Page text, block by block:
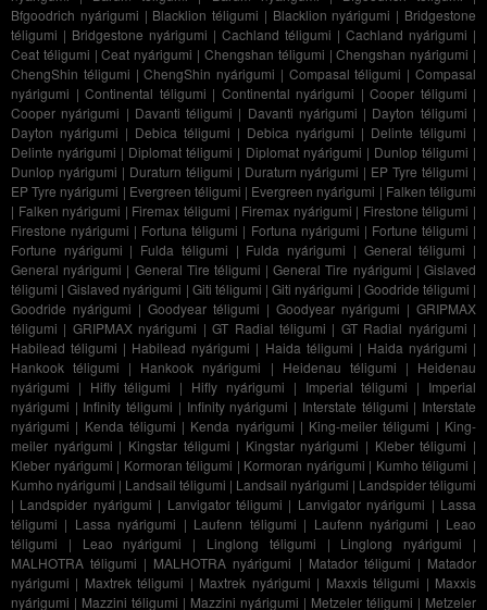
Bfgoodrich nyárigumi | Blacklion téligumi | Blacklion nyárigumi | Bridgestone
téligumi | Bridgestone nyárigumi | Cachland téligumi | Cachland nyárigumi |
Ceat téligumi |Ceat nyárigumi | Chengshan téligumi |Chengshan nyárigumi |
ChengShin téligumi |ChengShin nyárigumi | Compasal téligumi |Compasal
nyárigumi | Continental téligumi | Continental nyárigumi | Cooper téligumi |
Cooper nyárigumi | Davanti téligumi | Davanti nyárigumi | Dayton téligumi |
Dayton nyárigumi | Debica téligumi | Debica nyárigumi | Delinte téligumi |
Delinte nyárigumi | Diplomat téligumi | Diplomat nyárigumi | Dunlop téligumi |
Dunlop nyárigumi | Duraturn téligumi | Duraturn nyárigumi | EP Tyre téligumi |
EP Tyre nyárigumi | Evergreen téligumi | Evergreen nyárigumi | Falken téligumi
| Falken nyárigumi | Firemax téligumi | Firemax nyárigumi | Firestone téligumi |
Firestone nyárigumi | Fortuna téligumi | Fortuna nyárigumi | Fortune téligumi |
Fortune nyárigumi | Fulda téligumi | Fulda nyárigumi | General téligumi |
General nyárigumi | General Tire téligumi |General Tire nyárigumi |Gislaved
téligumi |Gislaved nyárigumi | Giti téligumi |Giti nyárigumi | Goodride téligumi |
Goodride nyárigumi | Goodyear téligumi | Goodyear nyárigumi | GRIPMAX
téligumi | GRIPMAX nyárigumi |GT Radial téligumi | GT Radial nyárigumi |
Habilead téligumi | Habilead nyárigumi | Haida téligumi | Haida nyárigumi |
Hankook téligumi | Hankook nyárigumi | Heidenau téligumi | Heidenau
nyárigumi | Hifly téligumi | Hifly nyárigumi | Imperial téligumi | Imperial
nyárigumi | Infinity téligumi | Infinity nyárigumi | Interstate téligumi | Interstate
nyárigumi | Kenda téligumi | Kenda nyárigumi | King-meiler téligumi | King-
meiler nyárigumi | Kingstar téligumi | Kingstar nyárigumi | Kleber téligumi |
Kleber nyárigumi | Kormoran téligumi | Kormoran nyárigumi | Kumho téligumi |
Kumho nyárigumi | Landsail téligumi | Landsail nyárigumi | Landspider téligumi
| Landspider nyárigumi | Lanvigator téligumi | Lanvigator nyárigumi | Lassa
téligumi | Lassa nyárigumi | Laufenn téligumi | Laufenn nyárigumi | Leao
téligumi | Leao nyárigumi | Linglong téligumi | Linglong nyárigumi |
MALHOTRA téligumi | MALHOTRA nyárigumi | Matador téligumi | Matador
nyárigumi | Maxtrek téligumi | Maxtrek nyárigumi | Maxxis téligumi | Maxxis
nyárigumi | Mazzini téligumi | Mazzini nyárigumi | Metzeler téligumi | Metzeler